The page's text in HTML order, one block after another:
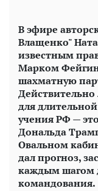
В эфире
Влащенко"
известным
Марком
шахматную
Действительно
для
учения РФ —
Дональда
Овальном
дал прогноз,
каждым шагом
командования.